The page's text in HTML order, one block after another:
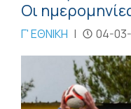
Οι
Γ' ΕΘΝΙΚΗ | 04-